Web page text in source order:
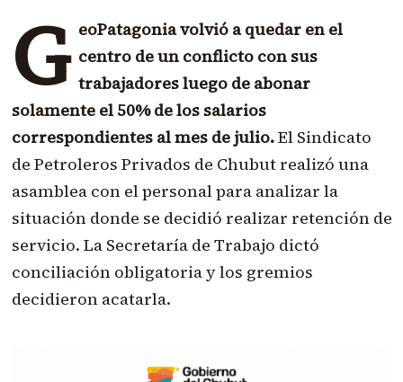
G eoPatagonia volvió a quedar en el
centro de un conflicto con sus
trabajadores luego de abonar
solamente el 50% de los salarios
correspondientes al mes de julio.El Sindicato
de Petroleros Privados de Chubut realizó una
asamblea con el personal para analizar la
situación donde se decidió realizar retención de
servicio. La Secretaría de Trabajo dictó
conciliación obligatoria y los gremios
decidieron acatarla.